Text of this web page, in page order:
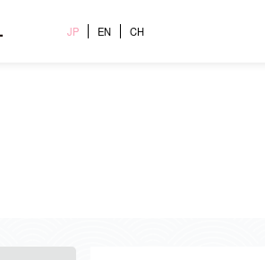
JP EN CH